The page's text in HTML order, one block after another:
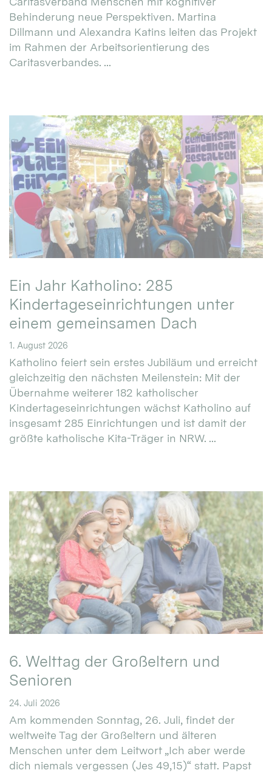
Behinderung neue Perspektiven. Martina
Dillmann und Alexandra Katins leiten das Projekt
im Rahmen der Arbeitsorientierung des
Caritasverbandes. ...
Ein Jahr Katholino: 285
Kindertageseinrichtungen unter
einem gemeinsamen Dach
1. August 2026
Katholino feiert sein erstes Jubiläum und erreicht
gleichzeitig den nächsten Meilenstein: Mit der
Übernahme weiterer 182 katholischer
Kindertageseinrichtungen wächst Katholino auf
insgesamt 285 Einrichtungen und ist damit der
größte katholische Kita-Träger in NRW. ...
6. Welttag der Großeltern und
Senioren
24. Juli 2026
Am kommenden Sonntag, 26. Juli, findet der
weltweite Tag der Großeltern und älteren
Menschen unter dem Leitwort „Ich aber werde
dich niemals vergessen (Jes 49,15)“ statt. Papst